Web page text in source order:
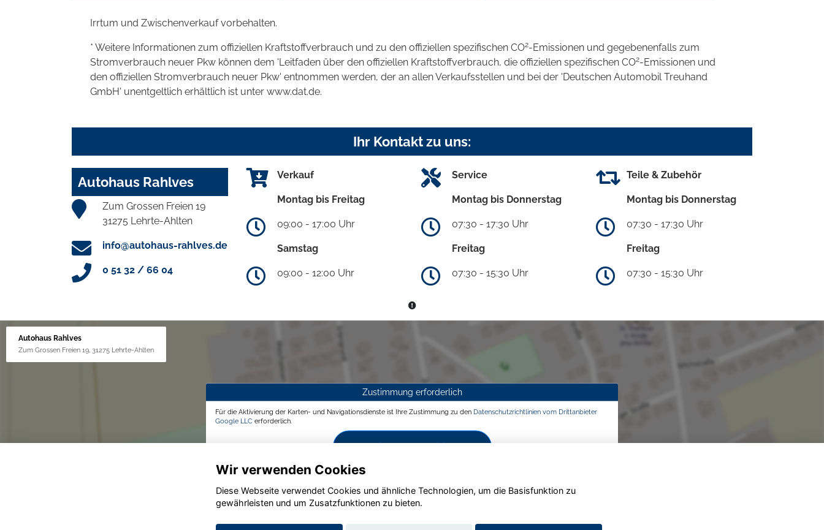
Irrtum und Zwischenverkauf vorbehalten.
* Weitere Informationen zum offiziellen Kraftstoffverbrauch und zu den offiziellen spezifischen CO2-Emissionen und gegebenenfalls zum
Stromverbrauch neuer Pkw können dem 'Leitfaden über den offiziellen Kraftstoffverbrauch, die offiziellen spezifischen CO2-Emissionen und
den offiziellen Stromverbrauch neuer Pkw' entnommen werden, der an allen Verkaufsstellen und bei der 'Deutschen Automobil Treuhand
GmbH' unentgeltlich erhältlich ist unter www.dat.de.
Ihr Kontakt zu uns:
Autohaus Rahlves
Zum Grossen Freien 19
31275 Lehrte-Ahlten
info@autohaus-rahlves.de
0 51 32 / 66 04
Verkauf
Montag bis Freitag
09:00 - 17:00 Uhr
Samstag
09:00 - 12:00 Uhr
Service
Montag bis Donnerstag
07:30 - 17:30 Uhr
Freitag
07:30 - 15:30 Uhr
Teile & Zubehör
Montag bis Donnerstag
07:30 - 17:30 Uhr
Freitag
07:30 - 15:30 Uhr
Autohaus Rahlves
Zum Grossen Freien 19, 31275 Lehrte-Ahlten
Zustimmung erforderlich
Für die Aktivierung der Karten- und Navigationsdienste ist Ihre Zustimmung zu den Datenschutzrichtlinien vom Drittanbieter
Google LLC erforderlich.
Wir verwenden Cookies
Diese Webseite verwendet Cookies und ähnliche Technologien, um die Basisfunktion zu
gewährleisten und um Zusatzfunktionen zu bieten.